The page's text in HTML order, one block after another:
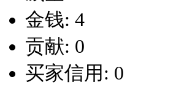
金钱: 4
贡献: 0
买家信用: 0